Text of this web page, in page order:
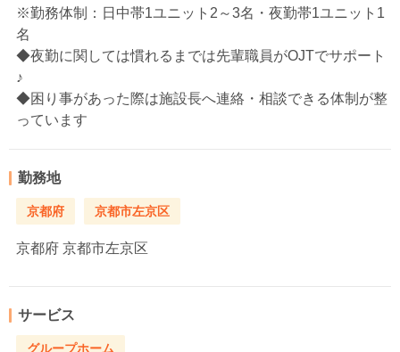
※勤務体制：日中帯1ユニット2～3名・夜勤帯1ユニット1
名
◆夜勤に関しては慣れるまでは先輩職員がOJTでサポート
♪
◆困り事があった際は施設長へ連絡・相談できる体制が整
っています
勤務地
京都府 京都市左京区
京都府 京都市左京区
サービス
グループホーム